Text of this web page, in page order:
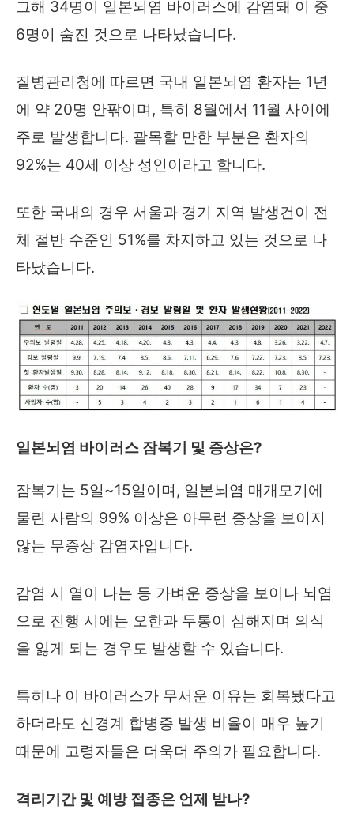
그해 34명이 일본뇌염 바이러스에 감염돼 이 중
6명이 숨진 것으로 나타났습니다.
질병관리청에 따르면 국내 일본뇌염 환자는 1년
에 약 20명 안팎이며, 특히 8월에서 11월 사이에
주로 발생합니다. 괄목할 만한 부분은 환자의
92%는 40세 이상 성인이라고 합니다.
또한 국내의 경우 서울과 경기 지역 발생건이 전
체 절반 수준인 51%를 차지하고 있는 것으로 나
타났습니다.
일본뇌염 바이러스 잠복기 및 증상은?
잠복기는 5일~15일이며, 일본뇌염 매개모기에
물린 사람의 99% 이상은 아무런 증상을 보이지
않는 무증상 감염자입니다.
감염 시 열이 나는 등 가벼운 증상을 보이나 뇌염
으로 진행 시에는 오한과 두통이 심해지며 의식
을 잃게 되는 경우도 발생할 수 있습니다.
특히나 이 바이러스가 무서운 이유는 회복됐다고
하더라도 신경계 합병증 발생 비율이 매우 높기
때문에 고령자들은 더욱더 주의가 필요합니다.
격리기간 및 예방 접종은 언제 받나?